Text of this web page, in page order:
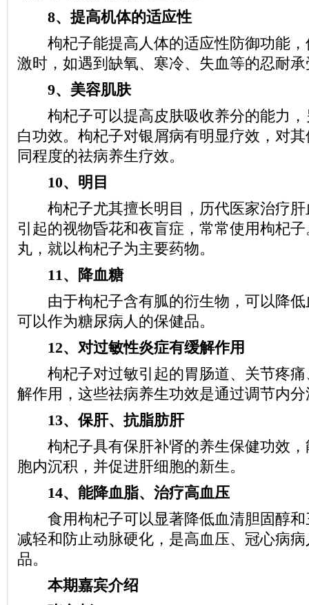
8、提高机体的适应性
枸杞子能提高人体的适应性防御功能，
激时，如遇到缺氧、寒冷、失血等的忍耐
9、美容肌肤
枸杞子可以提高皮肤吸收养分的能力，
白功效。枸杞子对银屑病有明显疗效，对
同程度的祛病养生疗效。
10、明目
枸杞子尤其擅长明目，历代医家治疗肝
引起的视物昏花和夜盲症，常常使用枸杞
丸，就以枸杞子为主要药物。
11、降血糖
由于枸杞子含有胍的衍生物，可以降低
可以作为糖尿病人的保健品。
12、对过敏性炎症有缓解作用
枸杞子对过敏引起的胃肠道、关节疼痛
解作用，这些祛病养生功效是通过调节内
13、保肝、抗脂肪肝
枸杞子具有保肝补肾的养生保健功效，
胞内沉积，并促进肝细胞的新生。
14、能降血脂、治疗高血压
食用枸杞子可以显著降低血清胆固醇和
减轻和防止动脉硬化，是高血压、冠心病
品。
本期嘉宾介绍